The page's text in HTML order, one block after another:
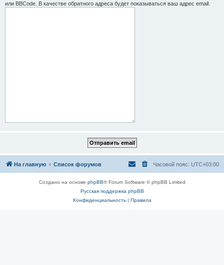
или BBCode. В качестве обратного адреса будет показываться ваш адрес email.
На главную Список форумов Часовой пояс: UTC+03:00
Создано на основе phpBB® Forum Software © phpBB Limited
Русская поддержка phpBB
Конфиденциальность| Правила